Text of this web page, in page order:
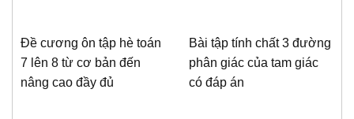
Đề cương ôn tập hè toán
7 lên 8 từ cơ bản đến
nâng cao đầy đủ
Bài tập tính chất 3 đường
phân giác của tam giác
có đáp án